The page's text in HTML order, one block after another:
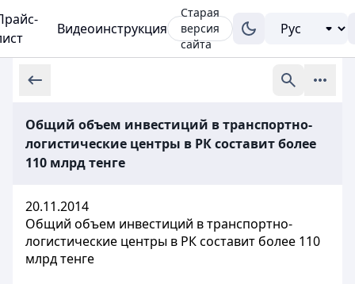
Видеоинструкция
Старая
версия
сайта
Общий объем инвестиций в транспортно-
логистические центры в РК составит более
110 млрд тенге
20.11.2014
Общий объем инвестиций в транспортно-
логистические центры в РК составит более 110
млрд тенге